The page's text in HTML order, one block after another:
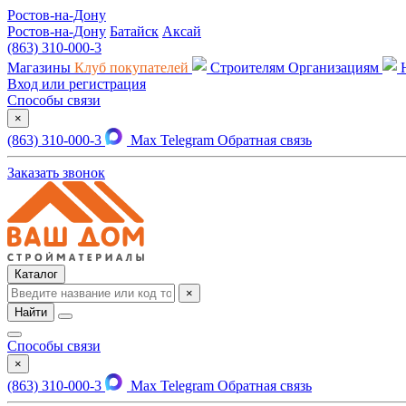
Ростов-на-Дону
Ростов-на-Дону Батайск Аксай
(863) 310-000-3
Магазины Клуб покупателей Строителям Организациям
Вход или регистрация
Способы связи
×
(863) 310-000-3 Max Telegram Обратная связь
Заказать звонок
Каталог
×
Найти
Способы связи
×
(863) 310-000-3 Max Telegram Обратная связь